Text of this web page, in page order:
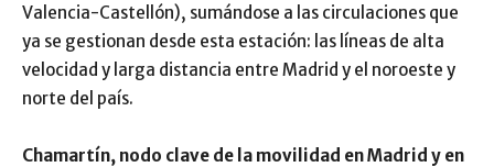
Valencia-Castellón), sumándose a las circulaciones que
ya se gestionan desde esta estación: las líneas de alta
velocidad y larga distancia entre Madrid y el noroeste y
norte del país.
Chamartín, nodo clave de la movilidad en Madrid y en